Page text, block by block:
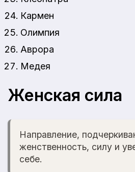
Кармен
Олимпия
Аврора
Медея
Женская сила
Направление,
женственность, силу и
себе.